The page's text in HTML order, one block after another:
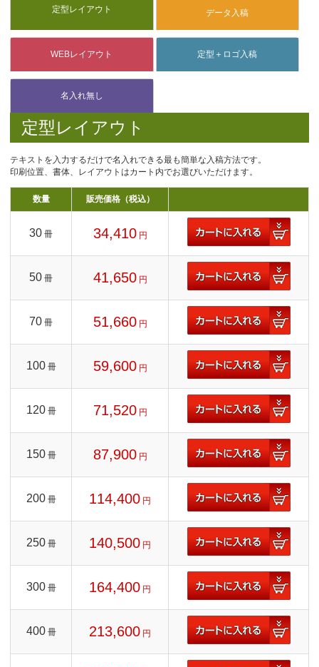
定型レイアウト
テキストを入力するだけで名入れできる最も簡単な入稿方法です。
印刷位置、書体、レイアウトはカート内でお選びいただけます。
数量 販売価格（税込）
30 冊 34,410 円
50 冊 41,650 円
70 冊 51,660 円
100 冊 59,600 円
120 冊 71,520 円
150 冊 87,900 円
200 冊 114,400 円
250 冊 140,500 円
300 冊 164,400 円
400 冊 213,600 円